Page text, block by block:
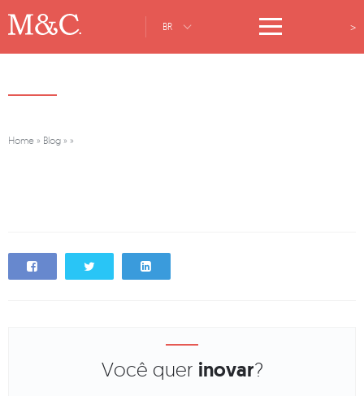
BR >
Home » Blog » »
Você quer inovar?